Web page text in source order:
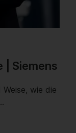
| Siemens
wie die